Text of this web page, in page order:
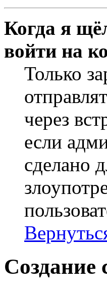
Когда я
войти на
Только
через
если
сделано
Создание